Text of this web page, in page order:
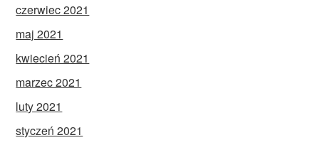
czerwiec 2021
maj 2021
kwiecień 2021
marzec 2021
luty 2021
styczeń 2021